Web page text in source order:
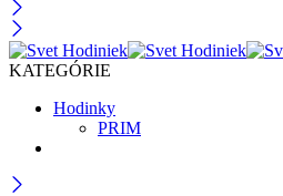
KATEGÓRIE
Hodinky
PRIM